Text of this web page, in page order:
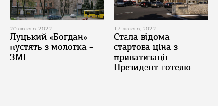
20 лютого, 2022
Луцький «Богдан»
пустять з молотка –
ЗМІ
17 лютого, 2022
Стала відома
стартова ціна з
приватизації
Президент-готелю